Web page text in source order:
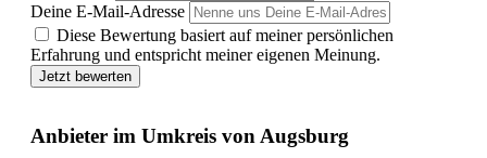
Deine E-Mail-Adresse
Diese Bewertung basiert auf meiner persönlichen
Erfahrung und entspricht meiner eigenen Meinung.
Jetzt bewerten
Anbieter im Umkreis von Augsburg